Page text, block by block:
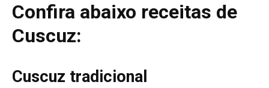
Confira abaixo receitas de
Cuscuz:
Cuscuz tradicional